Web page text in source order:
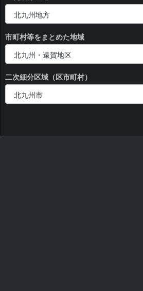
市町村等をまとめた地域
二次細分区域（区市町村）